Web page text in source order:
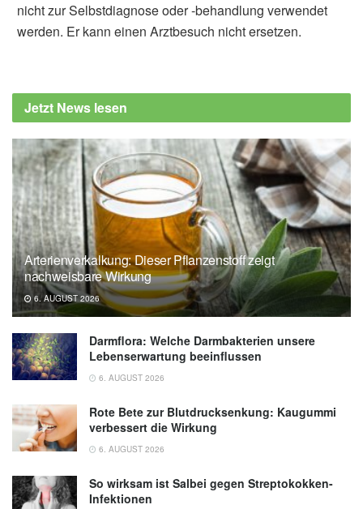
nicht zur Selbstdiagnose oder -behandlung verwendet
werden. Er kann einen Arztbesuch nicht ersetzen.
Jetzt News lesen
Arterienverkalkung: Dieser Pflanzenstoff zeigt
nachweisbare Wirkung
6. AUGUST 2026
Darmflora: Welche Darmbakterien unsere
Lebenserwartung beeinflussen
6. AUGUST 2026
Rote Bete zur Blutdrucksenkung: Kaugummi
verbessert die Wirkung
6. AUGUST 2026
So wirksam ist Salbei gegen Streptokokken-
Infektionen